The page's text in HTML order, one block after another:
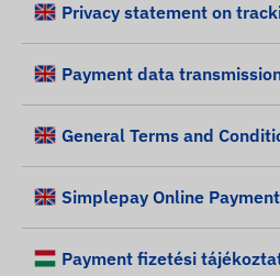
Privacy statement on
Payment data
General Terms and
Simplepay Online
Payment fizetési